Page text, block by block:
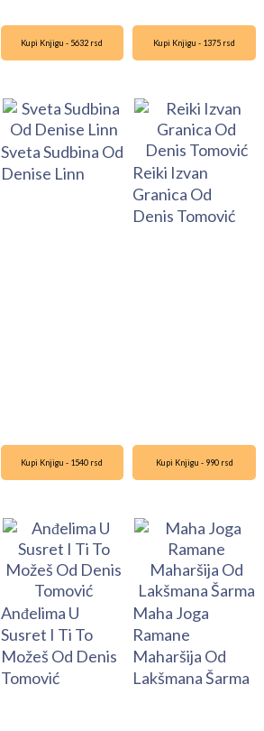
Kupi Knjigu - 5632 rsd
Sveta Sudbina Od
Denise Linn
Kupi Knjigu - 1375 rsd
Reiki Izvan
Granica Od
Denis Tomović
Kupi Knjigu - 1540 rsd
Anđelima U
Susret I Ti To
Možeš Od Denis
Tomović
Kupi Knjigu - 990 rsd
Maha Joga
Ramane
Maharšija Od
Lakšmana Šarma